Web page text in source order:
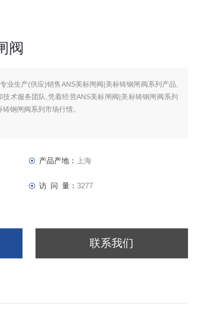
阀
业生产(供应)销售ANS美标闸阀|美标铸钢闸阀系列产品,
术服务团队,凭着经营ANS美标闸阀|美标铸钢闸阀系列
钢闸阀系列市场行情。
产品产地： 上海
访 问 量： 3277
联系我们